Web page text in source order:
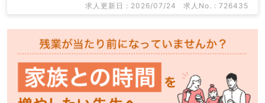
求人更新日 : 2026/07/24 求人No. : 726435